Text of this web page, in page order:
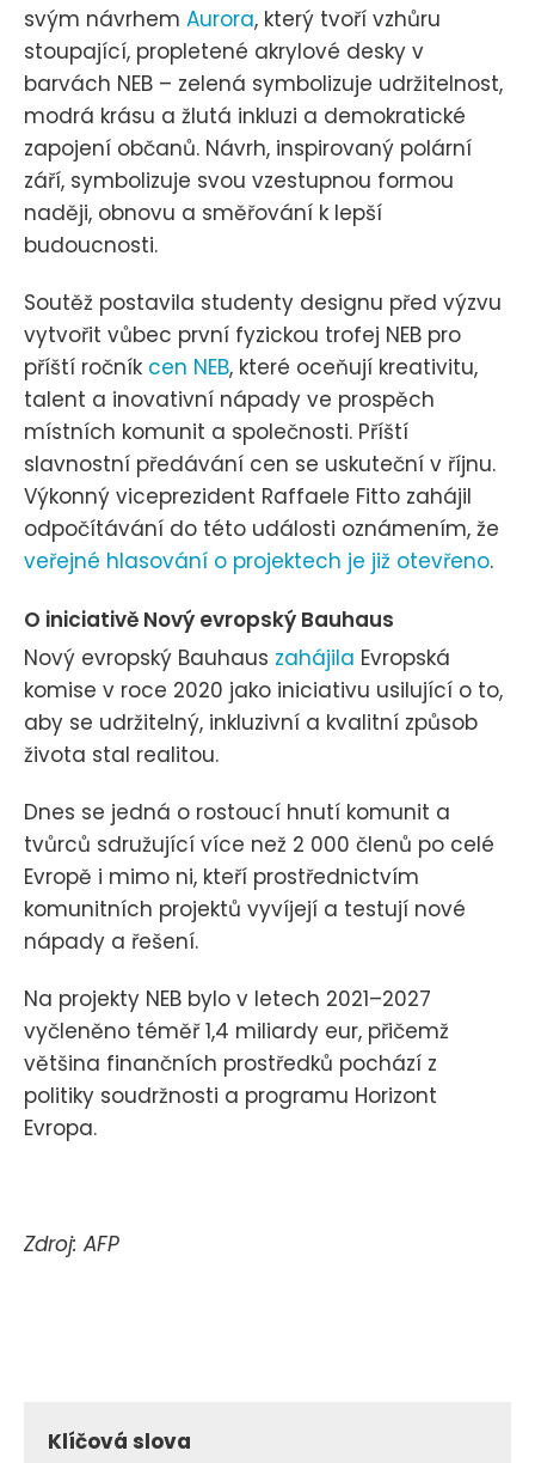
svým návrhem Aurora, který tvoří vzhůru
stoupající, propletené akrylové desky v
barvách NEB – zelená symbolizuje udržitelnost,
modrá krásu a žlutá inkluzi a demokratické
zapojení občanů. Návrh, inspirovaný polární
září, symbolizuje svou vzestupnou formou
naději, obnovu a směřování k lepší
budoucnosti.
Soutěž postavila studenty designu před výzvu
vytvořit vůbec první fyzickou trofej NEB pro
příští ročník cen NEB, které oceňují kreativitu,
talent a inovativní nápady ve prospěch
místních komunit a společnosti. Příští
slavnostní předávání cen se uskuteční v říjnu.
Výkonný viceprezident Raffaele Fitto zahájil
odpočítávání do této události oznámením, že
veřejné hlasování o projektech je již otevřeno.
O iniciativě Nový evropský Bauhaus
Nový evropský Bauhaus zahájila Evropská
komise v roce 2020 jako iniciativu usilující o to,
aby se udržitelný, inkluzivní a kvalitní způsob
života stal realitou.
Dnes se jedná o rostoucí hnutí komunit a
tvůrců sdružující více než 2 000 členů po celé
Evropě i mimo ni, kteří prostřednictvím
komunitních projektů vyvíjejí a testují nové
nápady a řešení.
Na projekty NEB bylo v letech 2021–2027
vyčleněno téměř 1,4 miliardy eur, přičemž
většina finančních prostředků pochází z
politiky soudržnosti a programu Horizont
Evropa.
Zdroj: AFP
Klíčová slova